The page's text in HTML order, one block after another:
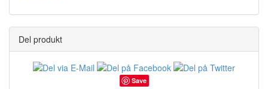
Del produkt
Save